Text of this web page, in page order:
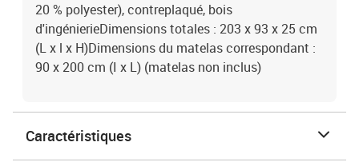
20 % polyester), contreplaqué, bois
d'ingénierieDimensions totales : 203 x 93 x 25 cm
(L x l x H)Dimensions du matelas correspondant :
90 x 200 cm (I x L) (matelas non inclus)
Caractéristiques